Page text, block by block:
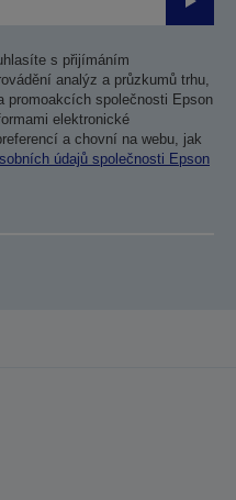
s přijímáním
analýz a průzkumů trhu,
promoakcích společnosti Epson
elektronické
a chovní na webu, jak
údajů společnosti Epson